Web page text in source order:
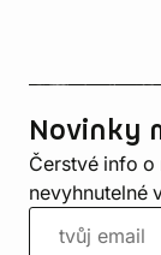
Novinky
Čerstvé info
nevyhnutelné